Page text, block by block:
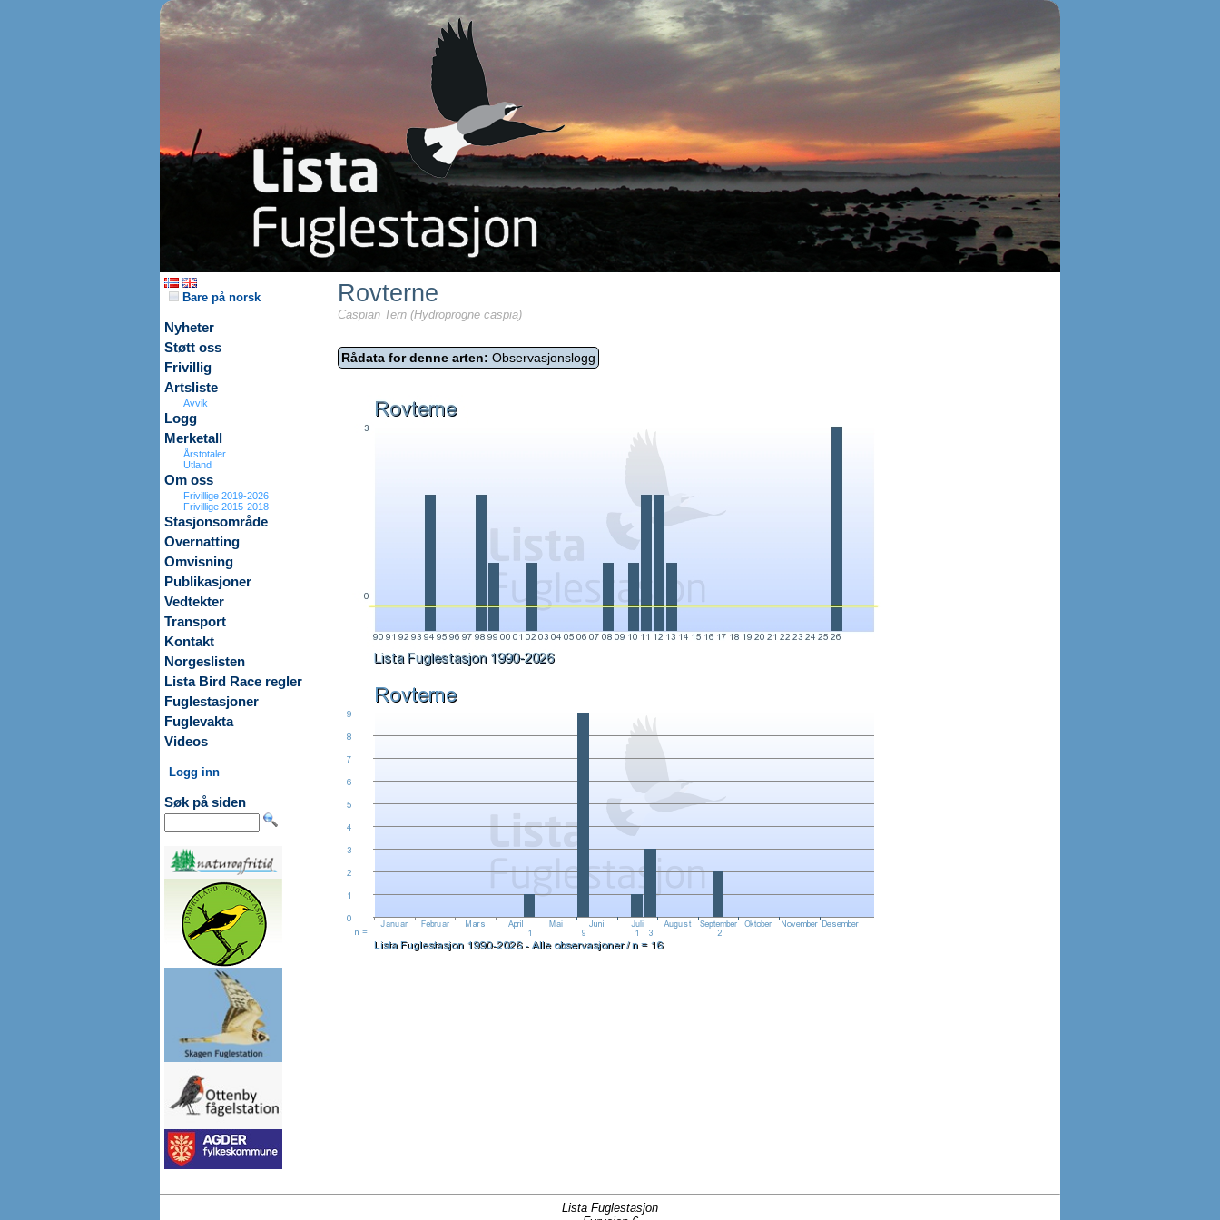
Bare på norsk
Nyheter
Støtt oss
Frivillig
Artsliste
Avvik
Logg
Merketall
Årstotaler
Utland
Om oss
Frivillige 2019-2026
Frivillige 2015-2018
Stasjonsområde
Overnatting
Omvisning
Publikasjoner
Vedtekter
Transport
Kontakt
Norgeslisten
Lista Bird Race regler
Fuglestasjoner
Fuglevakta
Videos
Logg inn
Søk på siden
Rovterne
Caspian Tern (Hydroprogne caspia)
Rådata for denne arten: Observasjonslogg
Lista Fuglestasjon